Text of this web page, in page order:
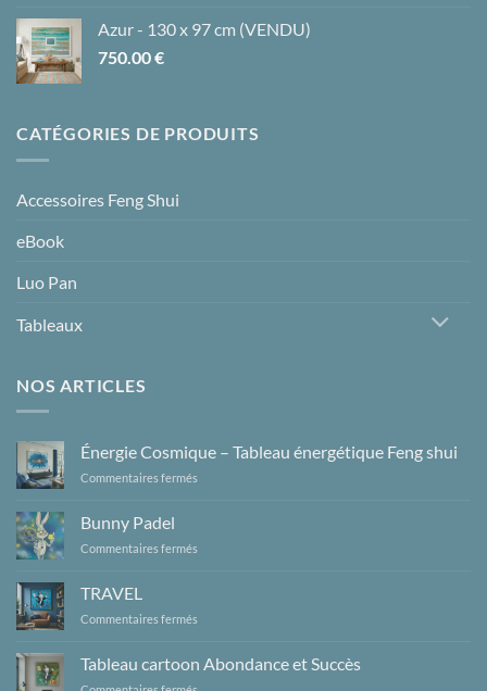
Azur - 130 x 97 cm (VENDU)
750.00€
CATÉGORIES DE PRODUITS
Accessoires Feng Shui
eBook
Luo Pan
Tableaux
NOS ARTICLES
Énergie Cosmique – Tableau énergétique Feng shui
Commentaires fermés
Tableau
Bunny Padel
Commentaires fermés
TRAVEL
Commentaires fermés
Tableau cartoon Abondance et Succès